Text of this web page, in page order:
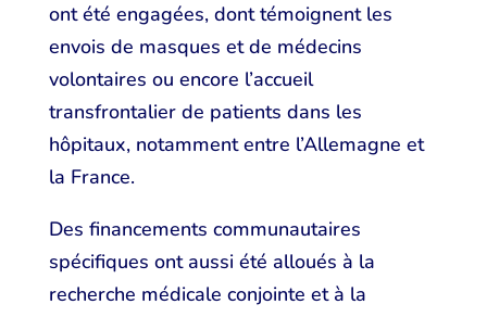
ont été engagées, dont témoignent les
envois de masques et de médecins
volontaires ou encore l’accueil
transfrontalier de patients dans les
hôpitaux, notamment entre l’Allemagne et
la France.
Des financements communautaires
spécifiques ont aussi été alloués à la
recherche médicale conjointe et à la